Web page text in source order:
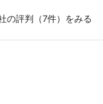
の評判（7件）をみる